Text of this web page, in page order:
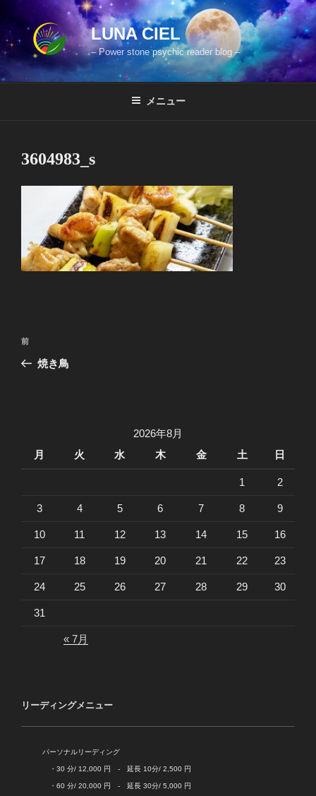
コ
テ
ン
ツ
LUNA CIEL
– Power stone psychic reader blog –
メニュー
3604983_s
投
前
の
前
焼き鳥
2026年8月
月
火 水 木 金 土 日
1 2
3 4 5 6 7 8 9
10 11 12 13 14 15 16
17 18 19 20 21 22 23
24 25 26 27 28 29 30
31
« 7月
リーディングメニュー
パーソナルリーディング
・30 分/ 12,000 円 - 延長 10分/ 2,500 円
・60 分/ 20,000 円 - 延長 30分/ 5,000 円